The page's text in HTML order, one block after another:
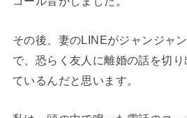
その後、妻のLINEがジャンジャ
で、恐らく友人に離婚の話を切り
ているんだと思います。